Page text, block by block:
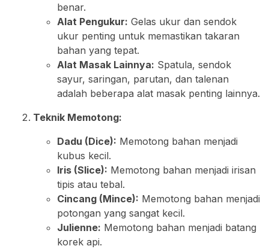
benar.
Alat Pengukur: Gelas ukur dan sendok
ukur penting untuk memastikan takaran
bahan yang tepat.
Alat Masak Lainnya: Spatula, sendok
sayur, saringan, parutan, dan talenan
adalah beberapa alat masak penting lainnya.
Teknik Memotong:
Dadu (Dice): Memotong bahan menjadi
kubus kecil.
Iris (Slice): Memotong bahan menjadi irisan
tipis atau tebal.
Cincang (Mince): Memotong bahan menjadi
potongan yang sangat kecil.
Julienne: Memotong bahan menjadi batang
korek api.